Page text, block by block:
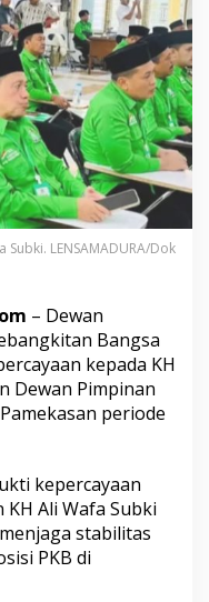
Subki. LENSAMADURA/Dok
– Dewan
Bangsa
kepada KH
Dewan Pimpinan
periode
kepercayaan
Ali Wafa Subki
stabilitas
PKB di